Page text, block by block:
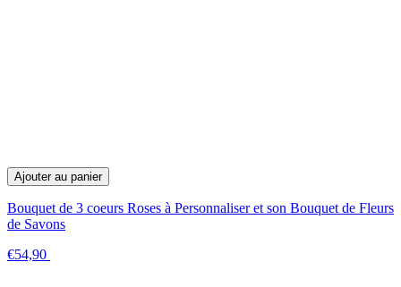
Ajouter au panier
Bouquet de 3 coeurs Roses à Personnaliser et son Bouquet de Fleurs
de Savons
€54,90